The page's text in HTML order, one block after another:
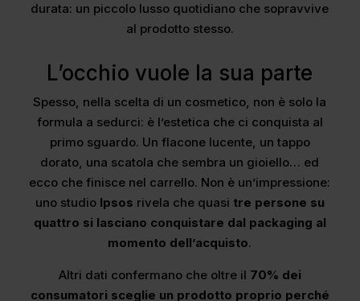
durata: un piccolo lusso quotidiano che sopravvive
al prodotto stesso.
L’occhio vuole la sua parte
Spesso, nella scelta di un cosmetico, non è solo la
formula a sedurci: è l’estetica che ci conquista al
primo sguardo. Un flacone lucente, un tappo
dorato, una scatola che sembra un gioiello… ed
ecco che finisce nel carrello. Non è un’impressione:
uno studio Ipsos rivela che quasi tre persone su
quattro si lasciano conquistare dal packaging al
momento dell’acquisto.
Altri dati confermano che oltre il 70% dei
consumatori sceglie un prodotto proprio perché